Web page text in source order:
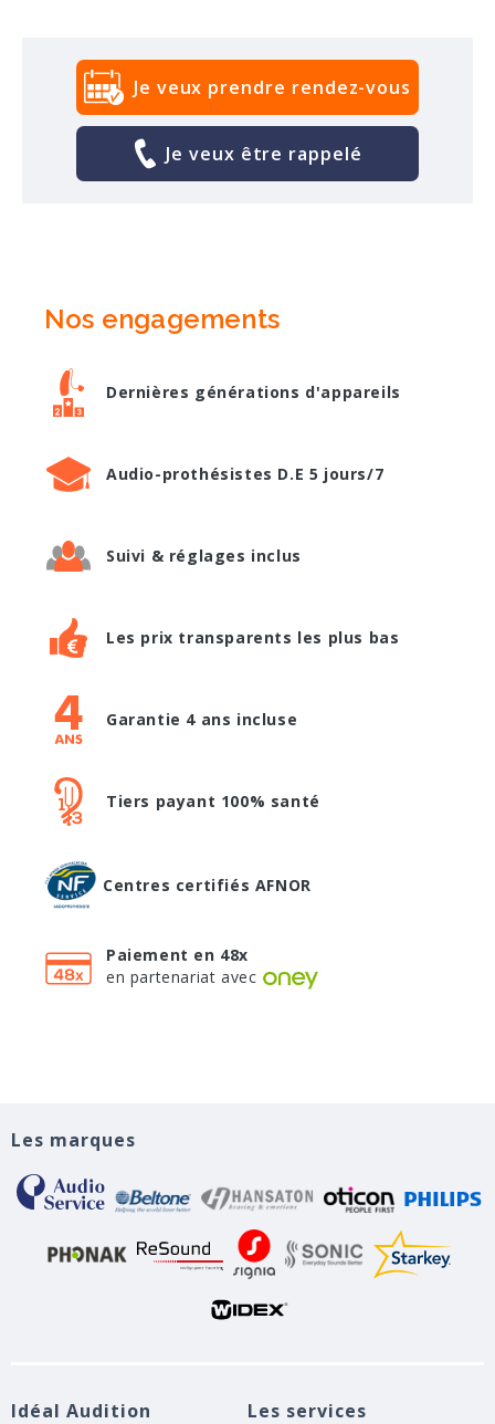
Je veux prendre rendez-vous
Je veux être rappelé
Nos engagements
Dernières générations d'appareils
Audio-prothésistes D.E 5 jours/7
Suivi & réglages inclus
Les prix transparents les plus bas
Garantie 4 ans incluse
Tiers payant 100% santé
Centres certifiés AFNOR
Paiement en 48x
en partenariat avec
Les marques
Idéal Audition Les services